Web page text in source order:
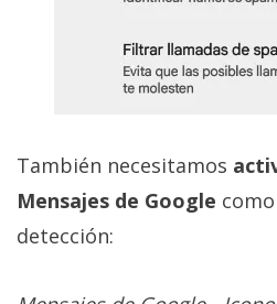
También necesitamos
Mensajes de Google
detección: